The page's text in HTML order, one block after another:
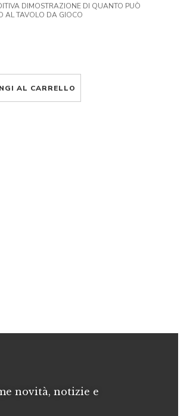
DIMOSTRAZIONE DI QUANTO PUÒ
AL TAVOLO DA GIOCO
AL CARRELLO
novità, notizie e